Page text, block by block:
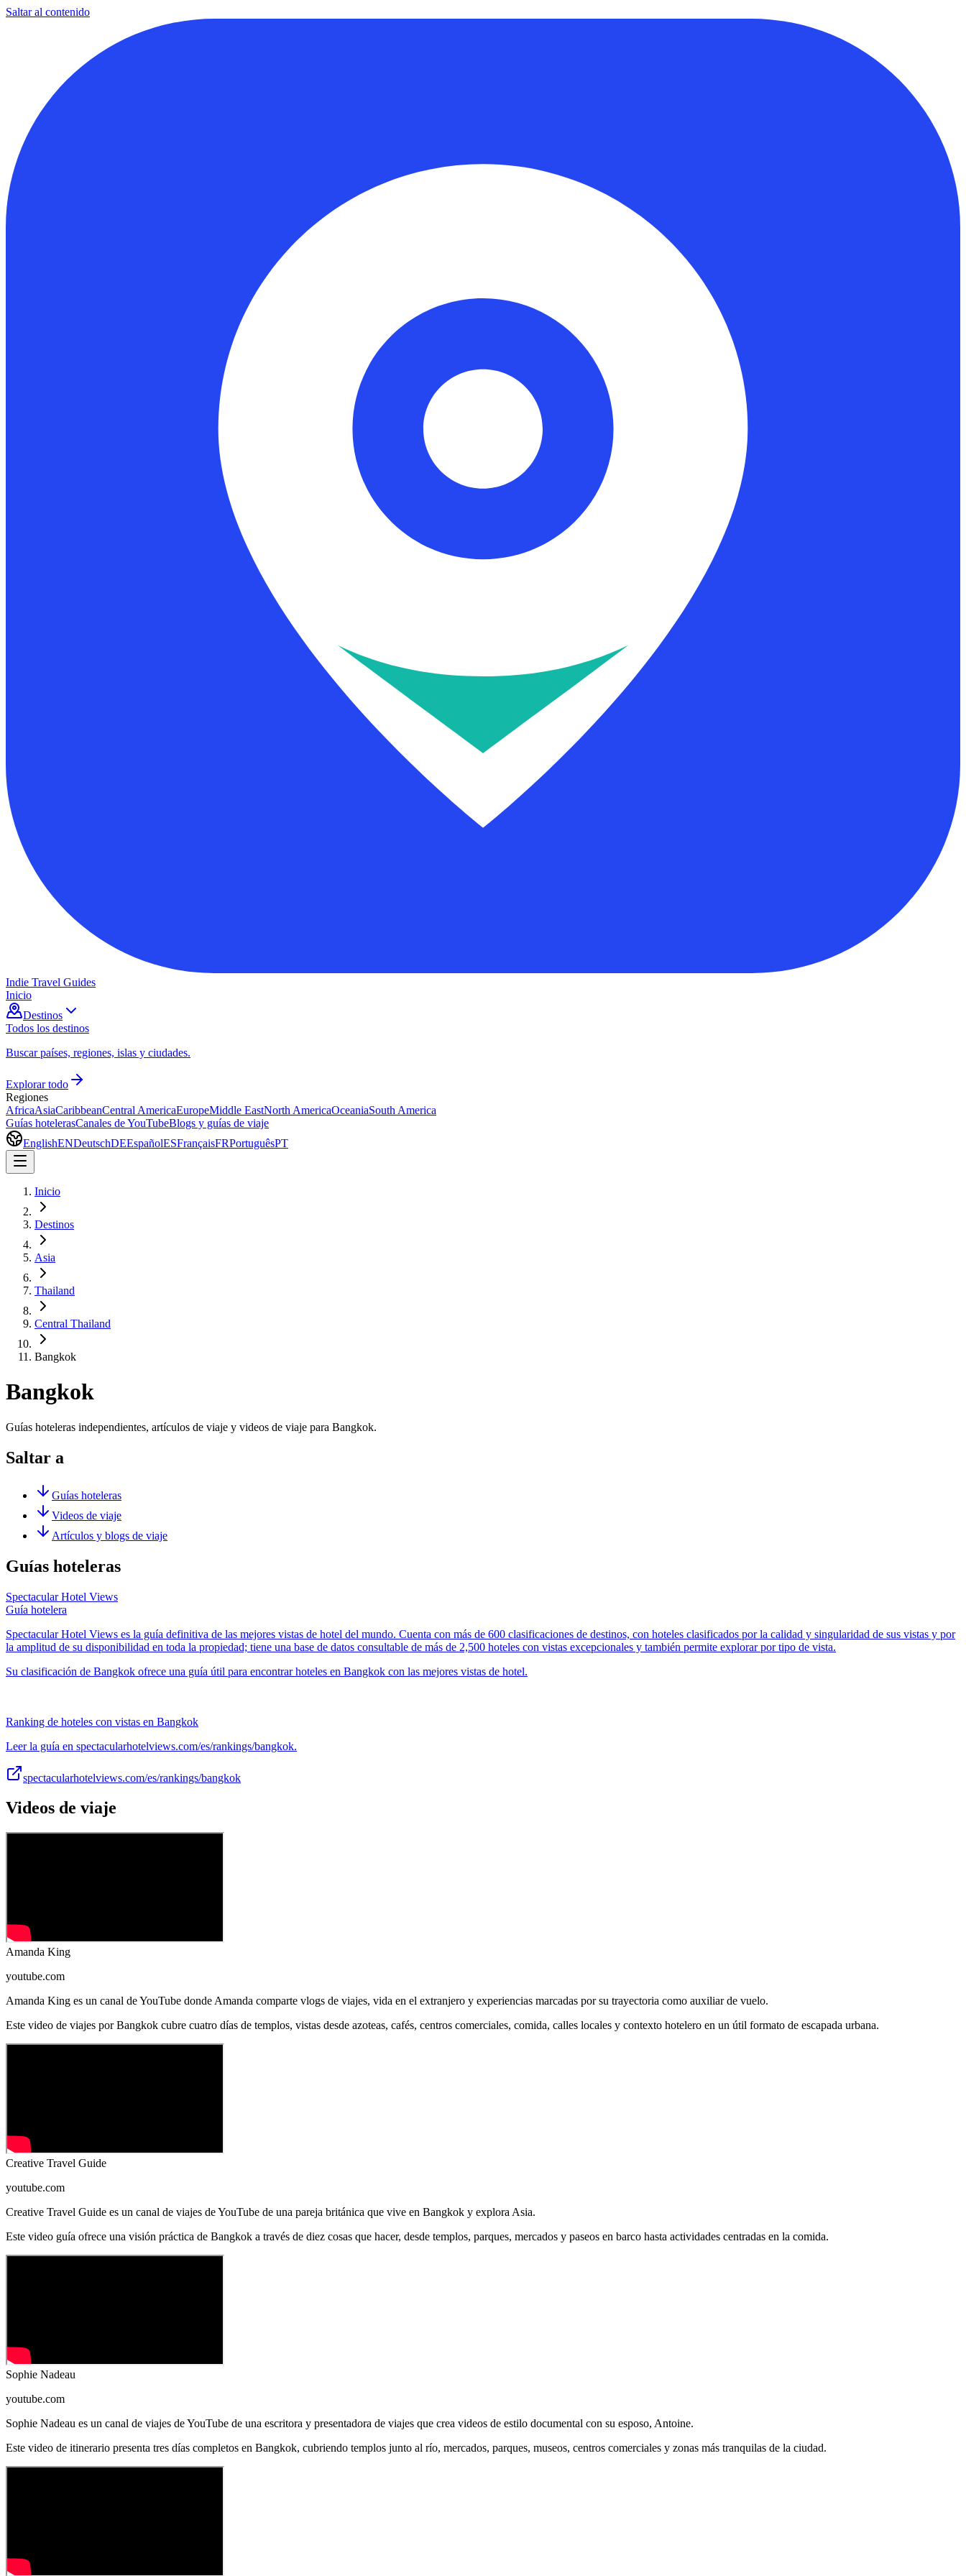
Saltar al contenido
Indie Travel Guides
Inicio
Destinos
Todos los destinos
Buscar países, regiones, islas y ciudades.
Explorar todo
Regiones
AfricaAsiaCaribbeanCentral AmericaEuropeMiddle EastNorth AmericaOceaniaSouth America
Guías hotelerasCanales de YouTubeBlogs y guías de viaje
EnglishENDeutschDEEspañolESFrançaisFRPortuguêsPT
Inicio
Destinos
Asia
Thailand
Central Thailand
Bangkok
Bangkok
Guías hoteleras independientes, artículos de viaje y videos de viaje para Bangkok.
Saltar a
Guías hoteleras
Videos de viaje
Artículos y blogs de viaje
Guías hoteleras
Spectacular Hotel Views
Guía hotelera
Spectacular Hotel Views es la guía definitiva de las mejores vistas de hotel del mundo. Cuenta con más de 600 clasificaciones de destinos, con hoteles clasificados por la calidad y singularidad de sus vistas y por
la amplitud de su disponibilidad en toda la propiedad; tiene una base de datos consultable de más de 2,500 hoteles con vistas excepcionales y también permite explorar por tipo de vista.
Su clasificación de Bangkok ofrece una guía útil para encontrar hoteles en Bangkok con las mejores vistas de hotel.
Ranking de hoteles con vistas en Bangkok
Leer la guía en spectacularhotelviews.com/es/rankings/bangkok.
spectacularhotelviews.com/es/rankings/bangkok
Videos de viaje
Amanda King
youtube.com
Amanda King es un canal de YouTube donde Amanda comparte vlogs de viajes, vida en el extranjero y experiencias marcadas por su trayectoria como auxiliar de vuelo.
Este video de viajes por Bangkok cubre cuatro días de templos, vistas desde azoteas, cafés, centros comerciales, comida, calles locales y contexto hotelero en un útil formato de escapada urbana.
Creative Travel Guide
youtube.com
Creative Travel Guide es un canal de viajes de YouTube de una pareja británica que vive en Bangkok y explora Asia.
Este video guía ofrece una visión práctica de Bangkok a través de diez cosas que hacer, desde templos, parques, mercados y paseos en barco hasta actividades centradas en la comida.
Sophie Nadeau
youtube.com
Sophie Nadeau es un canal de viajes de YouTube de una escritora y presentadora de viajes que crea videos de estilo documental con su esposo, Antoine.
Este video de itinerario presenta tres días completos en Bangkok, cubriendo templos junto al río, mercados, parques, museos, centros comerciales y zonas más tranquilas de la ciudad.